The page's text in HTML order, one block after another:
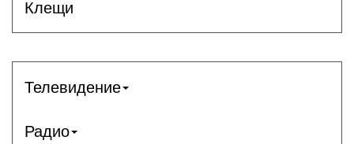
Клещи
Телевидение
Радио